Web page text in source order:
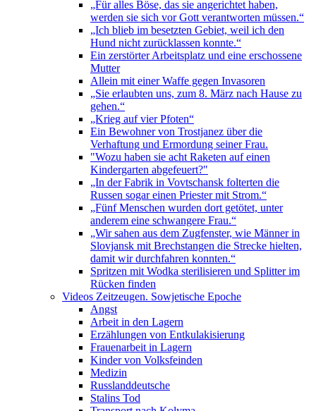
„Für alles Böse, das sie angerichtet haben,
werden sie sich vor Gott verantworten müssen.“
„Ich blieb im besetzten Gebiet, weil ich den
Hund nicht zurücklassen konnte.“
Ein zerstörter Arbeitsplatz und eine erschossene
Mutter
Allein mit einer Waffe gegen Invasoren
„Sie erlaubten uns, zum 8. März nach Hause zu
gehen.“
„Krieg auf vier Pfoten“
Ein Bewohner von Trostjanez über die
Verhaftung und Ermordung seiner Frau.
"Wozu haben sie acht Raketen auf einen
Kindergarten abgefeuert?"
„In der Fabrik in Vovtschansk folterten die
Russen sogar einen Priester mit Strom.“
„Fünf Menschen wurden dort getötet, unter
anderem eine schwangere Frau.“
„Wir sahen aus dem Zugfenster, wie Männer in
Slovjansk mit Brechstangen die Strecke hielten,
damit wir durchfahren konnten.“
Spritzen mit Wodka sterilisieren und Splitter im
Rücken finden
Videos Zeitzeugen. Sowjetische Epoche
Angst
Arbeit in den Lagern
Erzählungen von Entkulakisierung
Frauenarbeit in Lagern
Kinder von Volksfeinden
Medizin
Russlanddeutsche
Stalins Tod